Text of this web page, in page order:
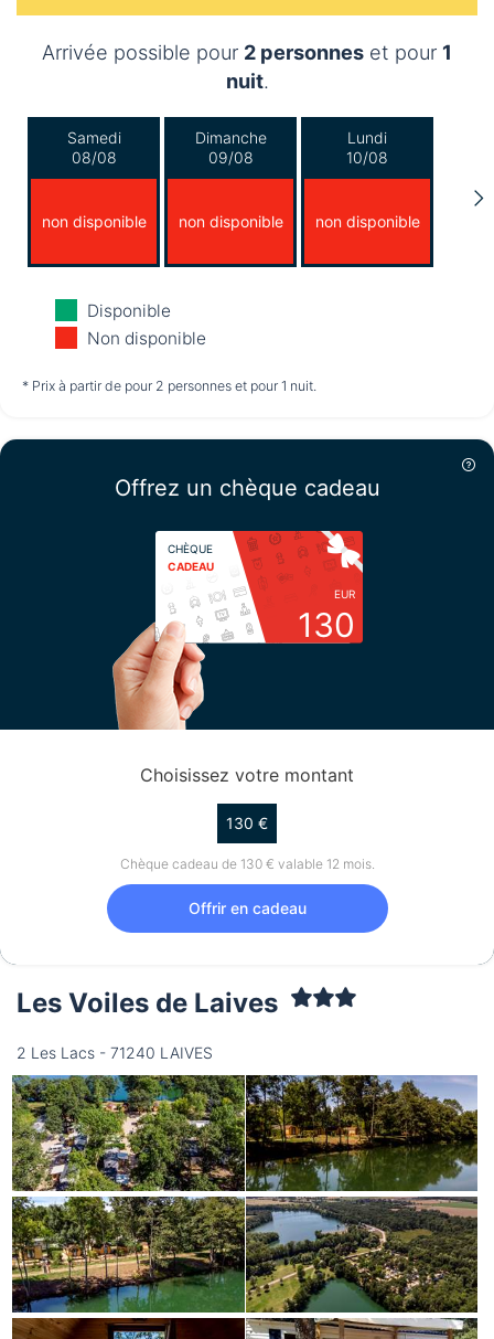
Arrivée possible pour 2 personnes et pour 1
nuit.
Samedi
08/08
non disponible
Dimanche
09/08
non disponible
Lundi
10/08
non disponible
Mardi
11/08
non disponible non disponible
14/08
non disponible
Disponible
Non disponible
* Prix à partir de pour 2 personnes et pour 1 nuit.
Offrez un chèque cadeau
CHÈQUE
CADEAU
EUR
130
Choisissez votre montant
130 €
Chèque cadeau de 130 € valable 12 mois.
Offrir en cadeau
Les Voiles de Laives
2 Les Lacs - 71240 LAIVES